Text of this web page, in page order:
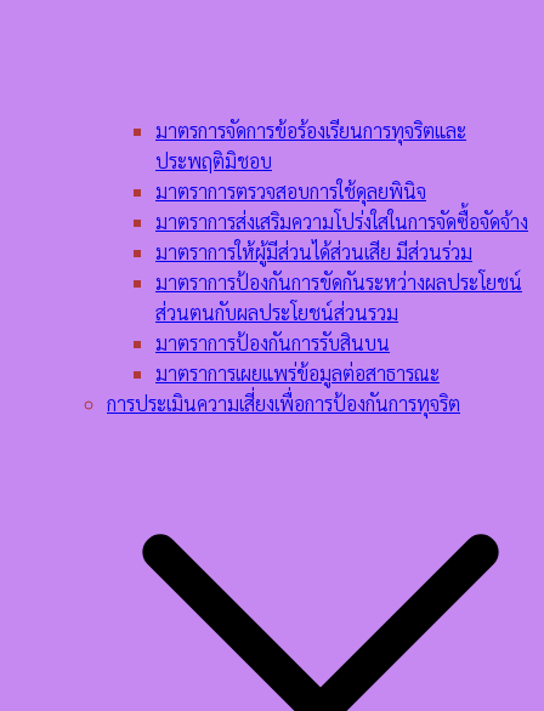
มาตรการจัดการข้อร้องเรียนการทุจริตและ
ประพฤติมิชอบ
มาตราการตรวจสอบการใช้ดุลยพินิจ
มาตราการส่งเสริมความโปร่งใสในการจัดซื้อจัดจ้าง
มาตราการให้ผู้มีส่วนได้ส่วนเสีย มีส่วนร่วม
มาตราการป้องกันการขัดกันระหว่างผลประโยชน์
ส่วนตนกับผลประโยชน์ส่วนรวม
มาตราการป้องกันการรับสินบน
มาตราการเผยแพร่ข้อมูลต่อสาธารณะ
การประเมินความเสี่ยงเพื่อการป้องกันการทุจริต